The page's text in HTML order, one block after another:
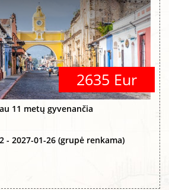
2635 Eur
11 metų gyvenančia
- 2027-01-26 (grupė renkama)